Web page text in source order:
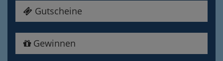
Gutscheine
Gewinnen